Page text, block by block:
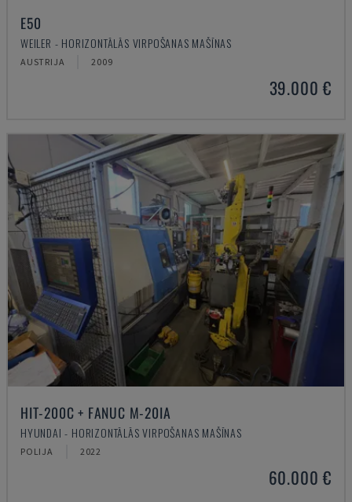
E50
WEILER - HORIZONTĀLĀS VIRPOŠANAS MAŠĪNAS
AUSTRIJA 2009
39.000 €
HIT-200C + FANUC M-20IA
HYUNDAI - HORIZONTĀLĀS VIRPOŠANAS MAŠĪNAS
POLIJA 2022
60.000 €